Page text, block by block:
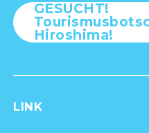
GESUCHT!
Hiroshima!
LINK